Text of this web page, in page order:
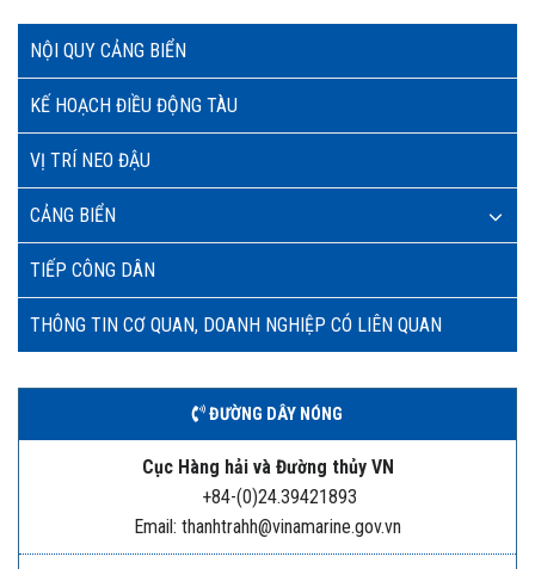
NỘI QUY CẢNG BIỂN
KẾ HOẠCH ĐIỀU ĐỘNG TÀU
VỊ TRÍ NEO ĐẬU
CẢNG BIỂN
TIẾP CÔNG DÂN
THÔNG TIN CƠ QUAN, DOANH NGHIỆP CÓ LIÊN QUAN
ĐƯỜNG DÂY NÓNG
Cục Hàng hải và Đường thủy VN
+84-(0)24.39421893
Email: thanhtrahh@vinamarine.gov.vn